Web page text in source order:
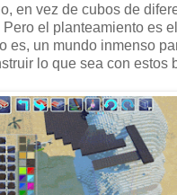
en vez de cubos de
el planteamiento es
es, un mundo inmenso
lo que sea con estos